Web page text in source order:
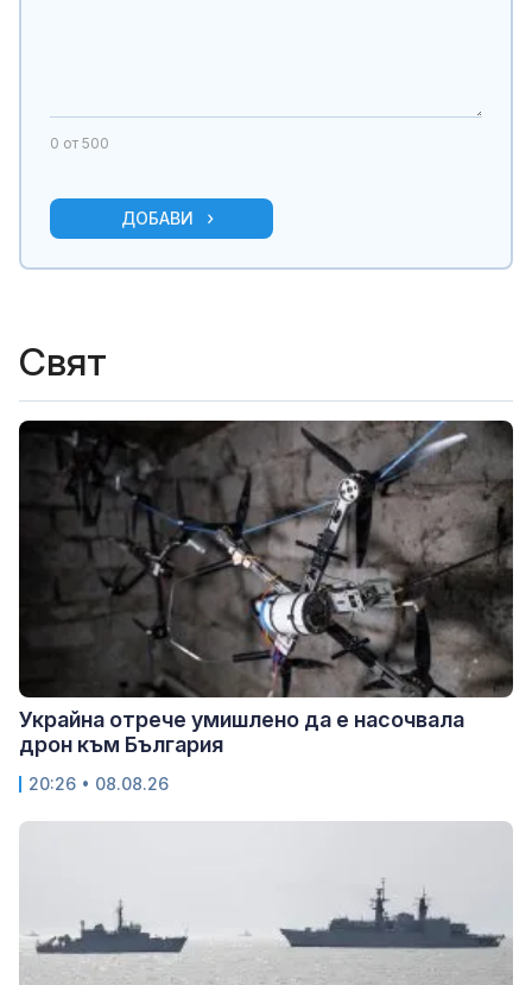
0 от 500
ДОБАВИ
Свят
Украйна отрече умишлено да е насочвала
дрон към България
20:26 • 08.08.26